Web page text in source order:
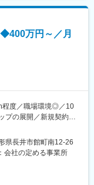
1回自分の好きな日を
。由に描けます。2年目
には3年で店長になっ
キャリアップできま
で20代の社員が多く、
ていきます。評価に
項目）の二つの軸で判
定します。
万円～／月
度／職場環境◎／10
の展開／新規契約件
県長井市館町南12-26
会社の定める事業所